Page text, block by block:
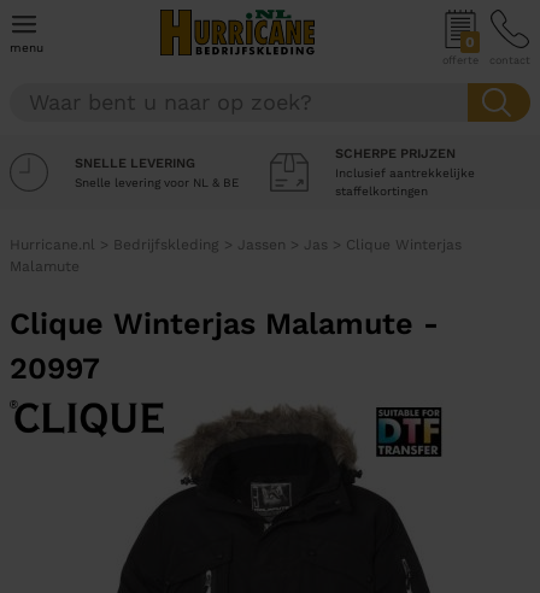
menu 0
offerte contact
SNELLE LEVERING
Snelle levering voor NL & BE
SCHERPE PRIJZEN
Inclusief aantrekkelijke
staffelkortingen
Hurricane.nl > Bedrijfskleding > Jassen > Jas > Clique Winterjas
Malamute
Clique Winterjas Malamute -
20997